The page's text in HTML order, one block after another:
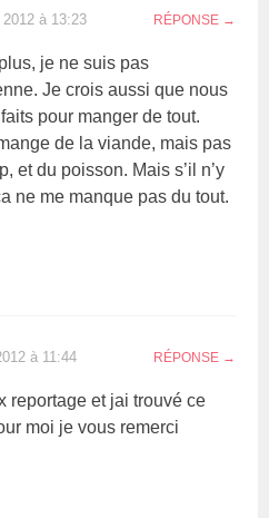
à 13:23 RÉPONSE
je ne suis pas
Je crois aussi que nous
pour manger de tout.
de la viande, mais pas
et du poisson. Mais s’il n’y
ne me manque pas du tout.
à 11:44 RÉPONSE
reportage et jai trouvé ce
moi je vous remerci